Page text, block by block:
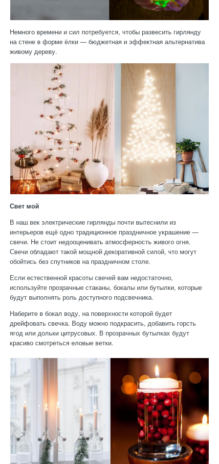
Немного времени и сил потребуется, чтобы развесить гирлянду
на стене в форме ёлки — бюджетная и эффектная альтернатива
живому дереву.
Свет мой
В наш век электрические гирлянды почти вытеснили из
интерьеров ещё одно традиционное праздничное украшение —
свечи. Не стоит недооценивать атмосферность живого огня.
Свечи обладают такой мощной декоративной силой, что могут
обойтись без спутников на праздничном столе.
Если естественной красоты свечей вам недостаточно,
используйте прозрачные стаканы, бокалы или бутылки, которые
будут выполнять роль доступного подсвечника.
Наберите в бокал воду, на поверхности которой будет
дрейфовать свечка. Воду можно подкрасить, добавить горсть
ягод или дольки цитрусовых. В прозрачных бутылках будут
красиво смотреться еловые ветки.